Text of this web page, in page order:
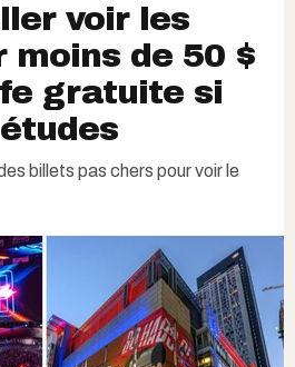
voir les
moins de 50 $
gratuite si
billets pas chers pour voir le